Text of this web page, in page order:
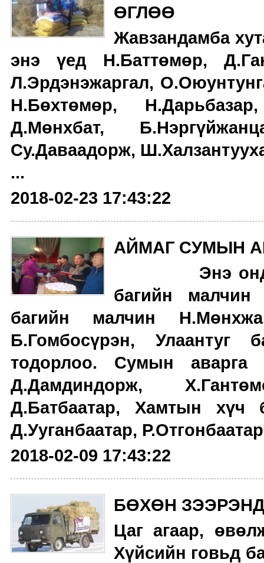
ӨГЛӨӨ
Жавзандамба
энэ үед Н.Баттөмөр,
Л.Эрдэнэжаргал,
Н.Бөхтөмөр,
Д.Мөнхбат,
Су.Даваадорж,
...
2018-02-23 17:43:22
АЙМАГ СУМЫН
Энэ
багийн
багийн малчин
Б.Гомбосүрэн, Улаантуг
тодорлоо. Сумын аварга
Д.Дамдиндорж,
Д.Батбаатар, Хамтын хүч
Д.Ууганбаатар,
2018-02-09 17:43:22
БӨХӨН
Цаг агаар,
Хүйсийн говьд